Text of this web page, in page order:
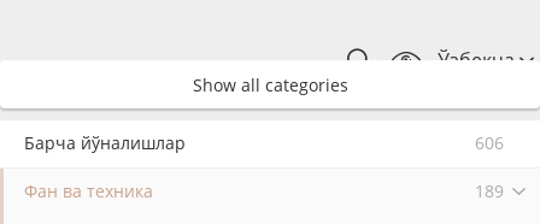
Ўзбекча
Show all categories
Барча йўналишлар 606
Фан ва техника 189